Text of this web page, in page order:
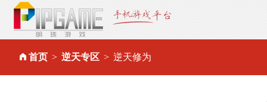
首页 逆天专区 逆天修为